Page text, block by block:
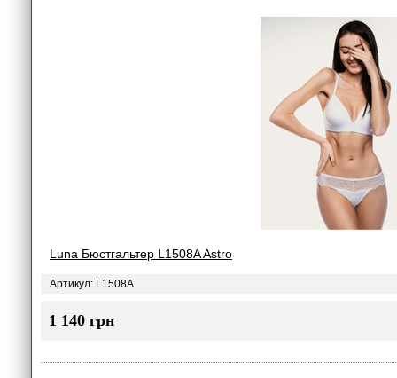
Luna Бюстгальтер L1508A Astro
Артикул: L1508A
1 140 грн